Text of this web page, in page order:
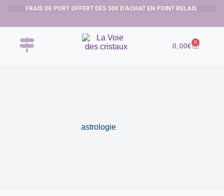
FRAIS DE PORT OFFERT DÈS 50€ D’ACHAT EN POINT RELAIS
0,00€ 0
astrologie